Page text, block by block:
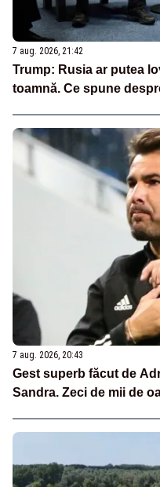
7 aug. 2026, 21:42
Trump: Rusia ar putea
toamnă. Ce spune
7 aug. 2026, 20:43
Gest superb făcut de
Sandra. Zeci de mii de